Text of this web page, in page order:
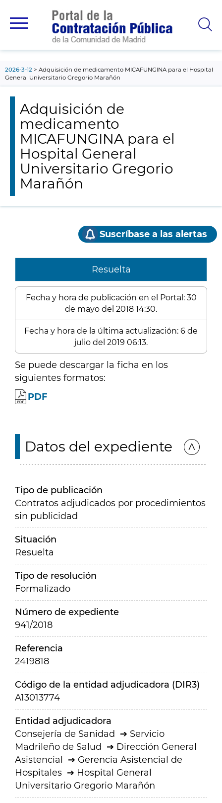
principal
2026-3-12
Adquisición de medicamento MICAFUNGINA para el Hospital
General Universitario Gregorio Marañón
Adquisición de
medicamento
MICAFUNGINA para el
Hospital General
Universitario Gregorio
Marañón
Suscríbase a las alertas
Resuelta
Fecha y hora de publicación en el Portal: 30
de mayo del 2018 14:30.
Fecha y hora de la última actualización: 6 de
julio del 2019 06:13.
Se puede descargar la ficha en los
siguientes formatos:
PDF
Datos del expediente
Tipo de publicación
Contratos adjudicados por procedimientos
sin publicidad
Situación
Resuelta
Tipo de resolución
Formalizado
Número de expediente
941/2018
Referencia
2419818
Código de la entidad adjudicadora (DIR3)
A13013774
Entidad adjudicadora
Consejería de Sanidad
Servicio
Madrileño de Salud
Dirección General
Asistencial
Gerencia Asistencial de
Hospitales
Hospital General
Universitario Gregorio Marañón